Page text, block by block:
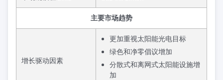
主要市场趋势
增长驱动因素
更加重视太阳能光电目标
绿色和净零倡议增加
分散式和离网式太阳能设施增
加